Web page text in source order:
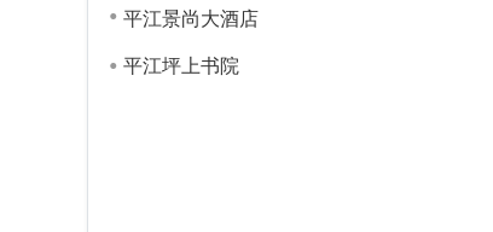
平江景尚大酒店
平江坪上书院